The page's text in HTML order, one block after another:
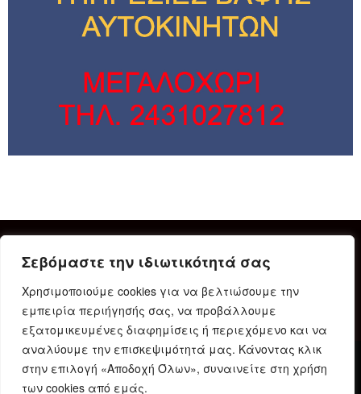
Σεβόμαστε την ιδιωτικότητά σας
Χρησιμοποιούμε cookies για να βελτιώσουμε την
εμπειρία περιήγησής σας, να προβάλλουμε
εξατομικευμένες διαφημίσεις ή περιεχόμενο και να
αναλύουμε την επισκεψιμότητά μας. Κάνοντας κλικ
στην επιλογή «Αποδοχή Όλων», συναινείτε στη χρήση
των cookies από εμάς.
Δήλωση Συμμόρφωσης Ταυτότητα
Όροι χρήσης
Πολιτική προστασίας προσωπικών δεδομένων